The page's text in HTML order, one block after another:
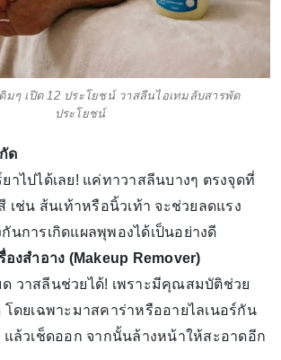
มๆ เปิด 12 ประโยชน์ วาสลีนไอเทมลับสารพัด
ประโยชน์
ด
าไปได้เลย! แค่ทาวาสลีนบางๆ ตรงจุดที่
เช่น ส้นเท้าหรือนิ้วเท้า จะช่วยลดแรง
นการเกิดแผลพุพองได้เป็นอย่างดี
องสำอาง (Makeup Remover)
วาสลีนช่วยได้! เพราะมีคุณสมบัติช่วย
โดยเฉพาะมาสคาร่าหรืออายไลเนอร์กัน
แล้วเช็ดออก จากนั้นล้างหน้าให้สะอาดอีก